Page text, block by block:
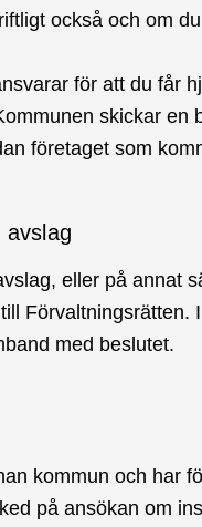
också och om
för att du får
skickar
företaget som
avslag
eller på annat
med beslutet.
kommun och har
på ansökan om